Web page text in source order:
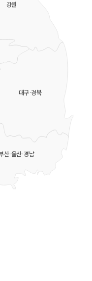
강원
대구·경북
산·울산·경남